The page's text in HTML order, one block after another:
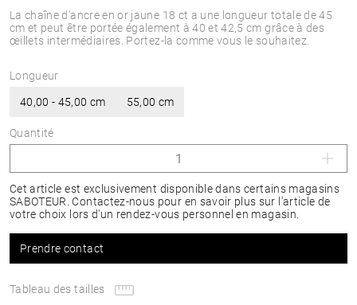
La chaîne d'ancre en or jaune 18 ct a une longueur totale de 45
cm et peut être portée également à 40 et 42,5 cm grâce à des
œillets intermédiaires. Portez-la comme vous le souhaitez.
Longueur
40,00 - 45,00 cm 55,00 cm
Quantité
Cet article est exclusivement disponible dans certains magasins
SABOTEUR. Contactez-nous pour en savoir plus sur l'article de
votre choix lors d'un rendez-vous personnel en magasin.
Prendre contact
Tableau des tailles